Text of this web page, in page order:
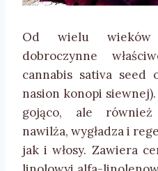
Od wielu
dobroczynne
cannabis sativa seed
nasion konopi
gojąco, ale
nawilża, wygładza i
jak i włosy. Zawiera